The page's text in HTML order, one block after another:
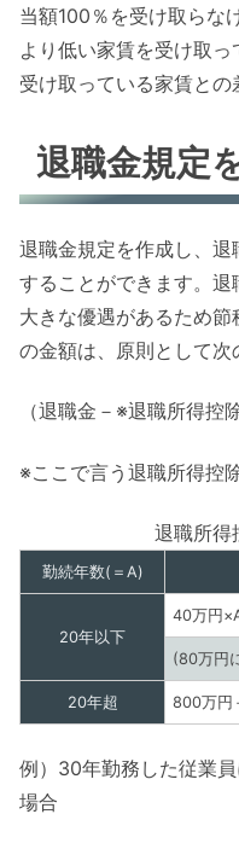
当額100％を受け取らな
より低い家賃を受け取
受け取っている家賃との
退職金規定
退職金規定を作成し、
することができます。
大きな優遇があるため
の金額は、原則として次
（退職金－※退職所得
※ここで言う退職所得控
退職所得
勤続年数(＝A)
20年以下
40万円
(80万円
20年超 800万円
例）30年勤務した従業
場合